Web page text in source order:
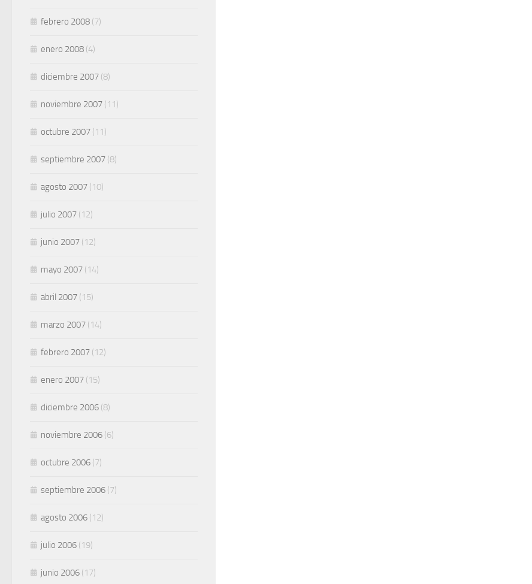
febrero 2008 (7)
enero 2008 (4)
diciembre 2007 (8)
noviembre 2007 (11)
octubre 2007 (11)
septiembre 2007 (8)
agosto 2007 (10)
julio 2007 (12)
junio 2007 (12)
mayo 2007 (14)
abril 2007 (15)
marzo 2007 (14)
febrero 2007 (12)
enero 2007 (15)
diciembre 2006 (8)
noviembre 2006 (6)
octubre 2006 (7)
septiembre 2006 (7)
agosto 2006 (12)
julio 2006 (19)
junio 2006 (17)